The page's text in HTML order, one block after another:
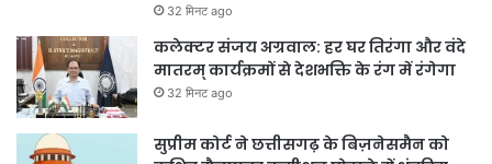
32 मिनट ago
कलेक्टर संजय अग्रवाल: हर घर तिरंगा और वंदे
मातरम् कार्यक्रमों से देशभक्ति के रंग में रंगेगा
32 मिनट ago
सुप्रीम कोर्ट ने छत्तीसगढ़ के बिज़नेसमैन को